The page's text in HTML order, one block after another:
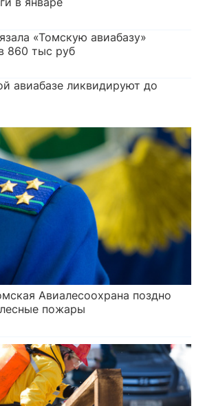
«Томскую авиабазу»
860 тыс руб
авиабазе ликвидируют до
Авиалесоохрана поздно
пожары